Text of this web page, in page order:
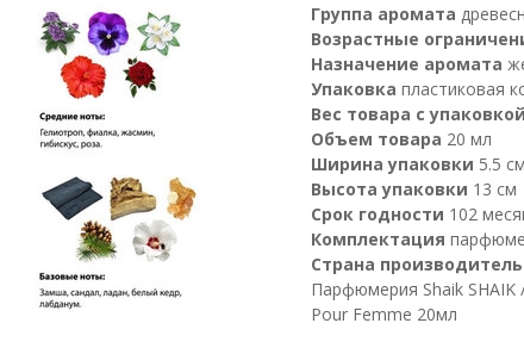
Группа аромата
Возрастные
Назначение аромата
Упаковка пластиковая
Вес товара с
Объем товара 20 мл
Ширина упаковки 5.5 см
Высота упаковки 13 см
Срок годности 102
Комплектация
Страна производитель
Парфюмерия Shaik
Pour Femme 20мл